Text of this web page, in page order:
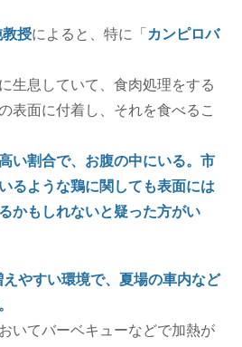
授によると、特に「カンピロバ
生息していて、食肉処理をする
表面に付着し、それを食べるこ
い割合で、お腹の中にいる。市
るような鶏に関しても表面には
かもしれないと疑った方がい
やすい環境で、夏場の車内など
いてバーベキューなどで加熱が